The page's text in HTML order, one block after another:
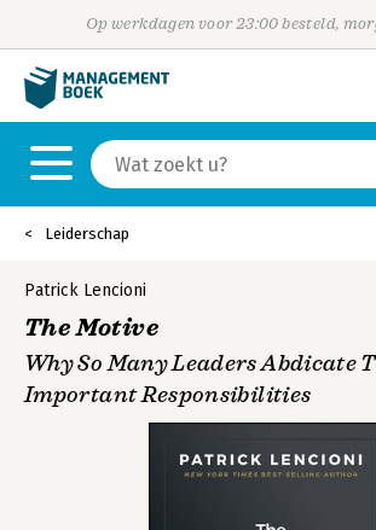
Op werkdagen voor 23:00 besteld,
Leiderschap
Patrick Lencioni
The Motive
Why So Many Leaders Abdicate
Important Responsibilities